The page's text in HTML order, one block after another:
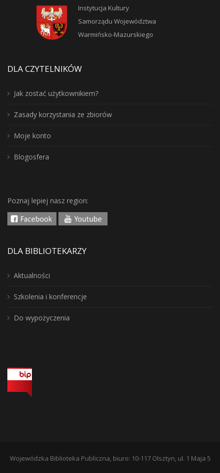
Instytucja Kultury
Samorządu Województwa
Warmińsko-Mazurskiego
DLA CZYTELNIKÓW
Jak zostać użytkownikiem?
Zasady korzystania ze zbiorów
Moje konto
Blogosfera
Poznaj lepiej nasz region:
DLA BIBLIOTEKARZY
Aktualności
Szkolenia i konferencje
Do wypożyczenia
Wojewódzka Biblioteka Publiczna, biuro: 10-117 Olsztyn, ul. 1 Maja 5